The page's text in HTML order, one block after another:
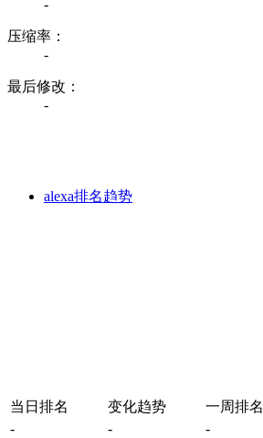
-
压缩率：
-
最后修改：
-
alexa排名趋势
当日排名 变化趋势 一周排名
-
- -